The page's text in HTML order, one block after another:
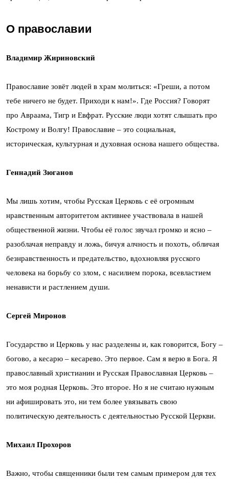
О православии
Владимир Жириновский
Православие зовёт людей в храм молиться: «Греши, а потом
тебе ничего не будет. Приходи к нам!». Где Россия? Говорят
про Авраама, Тигр и Евфрат. Русские люди хотят слышать про
Кострому и Волгу! Православие – это социальная,
историческая, культурная и духовная основа нашего общества.
Геннадий Зюганов
Мы лишь хотим, чтобы Русская Церковь с её огромным
нравственным авторитетом активнее участвовала в нашей
общественной жизни. Чтобы её голос звучал громко и ясно –
разоблачая неправду и ложь, бичуя алчность и похоть, обличая
безнравственность и предательство, вдохновляя русского
человека на борьбу со злом, с насилием порока, всевластием
ненависти и растлением души.
Сергей Миронов
Государство и Церковь у нас разделены и, как говорится, Богу –
богово, а кесарю – кесарево. Это первое. Сам я верю в Бога. Я
православный христианин и Русская Православная Церковь –
это моя родная Церковь. Это второе. Но я не считаю нужным
ни афишировать это, ни тем более увязывать свою
политическую деятельность с деятельностью Русской Церкви.
Михаил Прохоров
Важно, чтобы священники были тем самым примером для тех